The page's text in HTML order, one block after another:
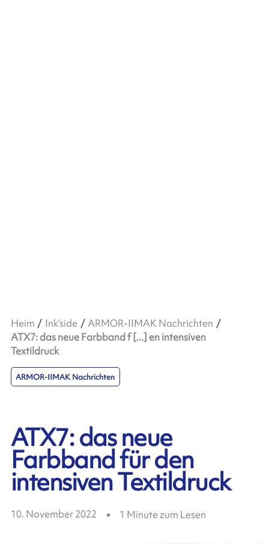
Heim Ink’side
ARMOR-IIMAK Nachrichten
ATX7: das neue Farbband f [...] en intensiven
Textildruck
ARMOR-IIMAK Nachrichten
ATX7: das neue
Farbband für den
intensiven Textildruck
10. November 2022 1 Minute zum Lesen